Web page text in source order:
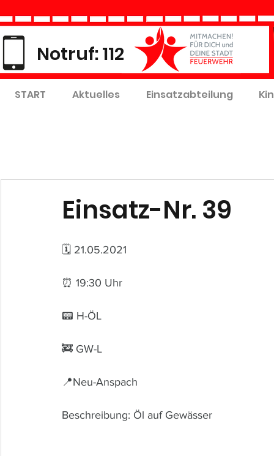
Notruf: 112
START Aktuelles Einsatzabteilung
Einsatz-Nr. 39
🗓 21.05.2021
⏰ 19:30 Uhr
📟 H-ÖL
🚒 GW-L
📍Neu-Anspach
Beschreibung: Öl auf Gewässer